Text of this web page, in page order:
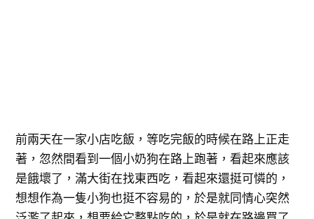
前兩天在一家小店吃飯，等吃完飯的時候在路上正走
著，忽然間看到一個小奶狗在路上跑著，看起來應該
是餓壞了，滿大街在找東西吃，看起來還挺可憐的，
想想作為一隻小狗也挺不容易的，於是就同情心突然